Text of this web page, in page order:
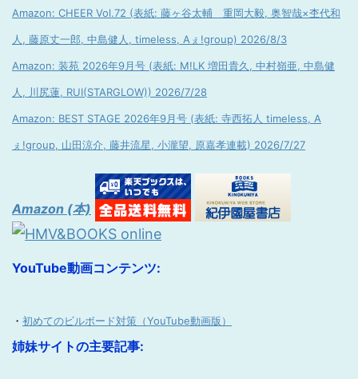
Amazon: CHEER Vol.72 (表紙: 藤ヶ谷太輔 重岡大毅, 奥智哉×杢代和
人, 藤原丈一郎, 中島健人, timeless, Aぇ!group) 2026/8/3
Amazon: 装苑 2026年9月号 (表紙: M!LK 増田貴久, 中村嶺亜, 中島健
人, 川尻蓮, RUI(STARGLOW)) 2026/7/28
Amazon: BEST STAGE 2026年9月号 (表紙: 寺西拓人 timeless, A
ぇ!group, 山田涼介, 藤井流星, 小瀧望, 原嘉孝連載) 2026/7/27
Amazon (本)
YouTube動画コンテンツ:
・ 初めてのビルボード対策（YouTube動画版）
姉妹サイトの主要記事: